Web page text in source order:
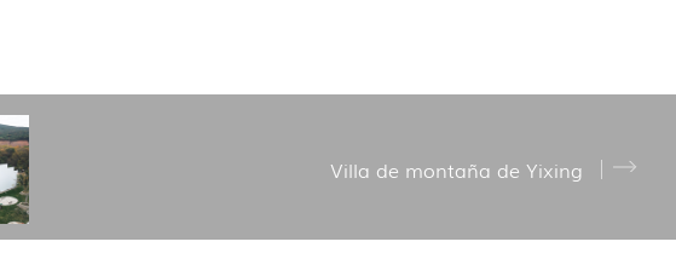
Villa de montaña de Yixing